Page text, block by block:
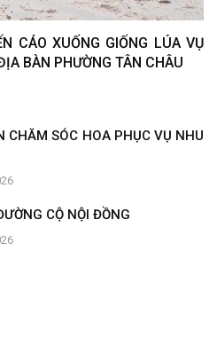
CÁO XUỐNG GIỐNG LÚA VỤ
BÀN PHƯỜNG TÂN CHÂU
CHĂM SÓC HOA PHỤC VỤ NHU
CỘ NỘI ĐỒNG